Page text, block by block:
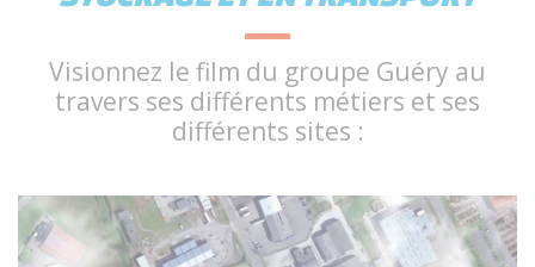
Visionnez le film du groupe Guéry au
travers ses différents métiers et ses
différents sites :